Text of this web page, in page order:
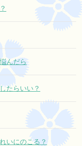
んだら
たらいい？
いにのこる？